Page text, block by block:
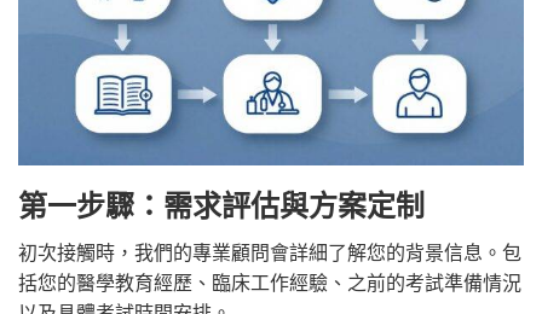
第一步驟：需求評估與方案定制
初次接觸時，我們的專業顧問會詳細了解您的背景信息。包
括您的醫學教育經歷、臨床工作經驗、之前的考試準備情況